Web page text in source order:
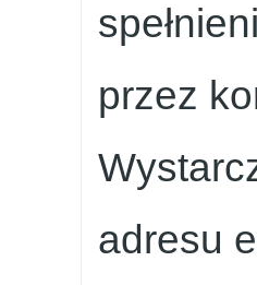
przez
adresu